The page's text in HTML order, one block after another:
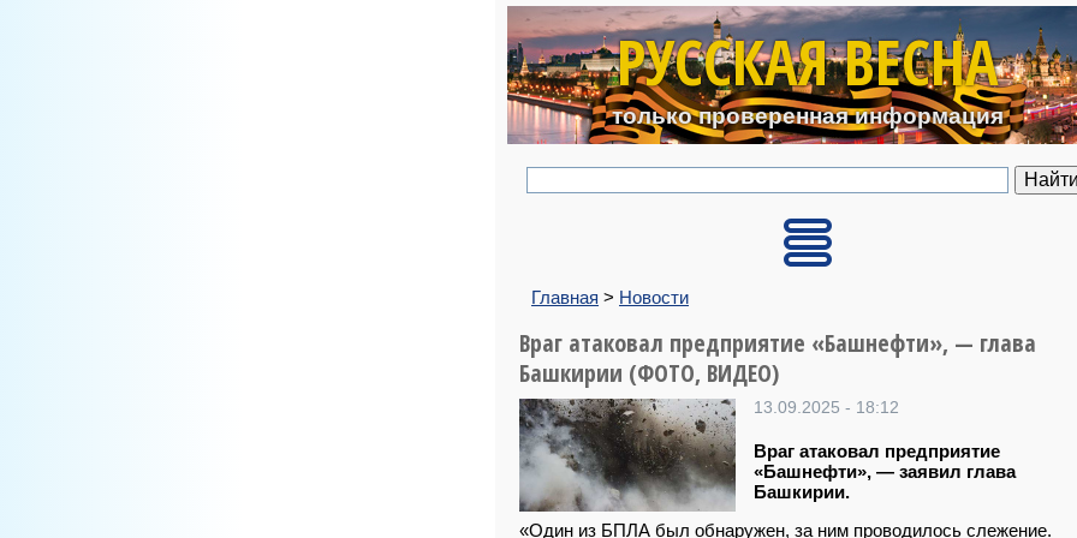
Перейти к основному
РУССКАЯ ВЕСНА
только проверенная информация
Главная > Новости
Враг атаковал предприятие «Башнефти», — глава
Башкирии (ФОТО, ВИДЕО)
13.09.2025 - 18:12
Враг атаковал предприятие
«Башнефти», — заявил глава
Башкирии.
«Один из БПЛА был обнаружен, за ним проводилось слежение.